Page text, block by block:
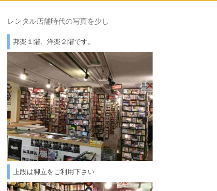
レンタル店舗時代の写真を少し
邦楽１階、洋楽２階です。
上段は脚立をご利用下さい